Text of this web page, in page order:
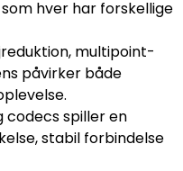
hver har forskellige
multipoint-
påvirker både
spiller en
stabil forbindelse